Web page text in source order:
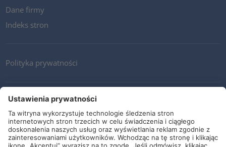
Dane firmy
Indeks stron
Polityka prywatności
Kontakt
Newsletter